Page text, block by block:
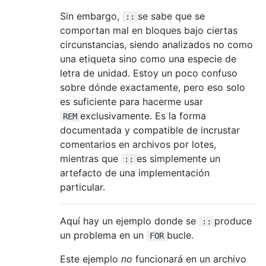
Sin embargo,
:: se sabe que se
comportan mal en bloques bajo ciertas
circunstancias, siendo analizados no como
una etiqueta sino como una especie de
letra de unidad. Estoy un poco confuso
sobre dónde exactamente, pero eso solo
es suficiente para hacerme usar
REM exclusivamente. Es la forma
documentada y compatible de incrustar
comentarios en archivos por lotes,
mientras que
:: es simplemente un
artefacto de una implementación
particular.
Aquí hay un ejemplo donde se :: produce
un problema en un
FOR bucle.
Este ejemplo no funcionará en un archivo